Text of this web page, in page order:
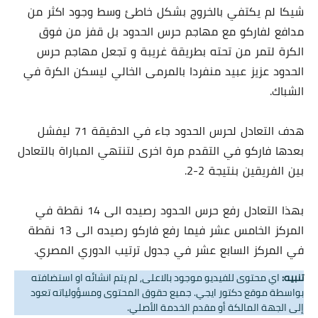
شيكا لم يكتفي بالخروج بشكل خاطئ وسط وجود اكثر من
مدافع لفاركو مع مهاجم حرس الحدود بل قفز من فوق
الكرة لتمر من تحته بطريقة غريبة و تجعل مهاجم حرس
الحدود عزيز عبيد منفردا بالمرمى الخالي ليسكن الكرة في
الشباك.
هدف التعادل لحرس الحدود جاء في الدقيقة 71 ليفشل
بعدها فاركو في التقدم مرة اخرى لتنتهي المباراة بالتعادل
بين الفريقين بنتيجة 2-2.
بهذا التعادل رفع حرس الحدود رصيده الى 14 نقطة في
المركز الخامس عشر فيما رفع فاركو رصيده الى 13 نقطة
في المركز السابع عشر في جدول ترتيب الدوري المصري.
تنبيه:اي محتوى للفيديو موجود بالاعلى, لم يتم انشائه او استضافته
بواسطة موقع دكتور ايجي. جميع حقوق المحتوى ومسؤولياته تعود
إلى الجهة المالكة أو مقدم الخدمة الأصلي.